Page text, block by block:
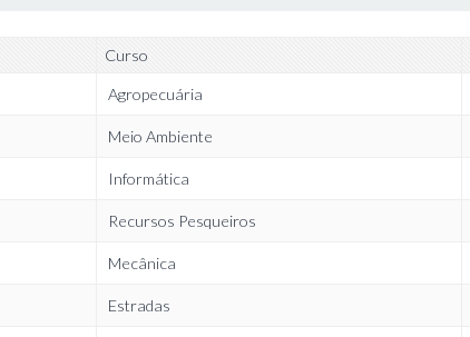
Curso
Agropecuária
Meio Ambiente
Informática
Recursos Pesqueiros
Mecânica
Estradas